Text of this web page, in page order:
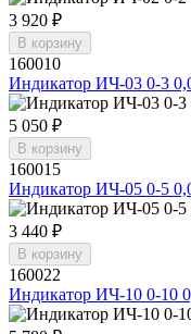
3 920 ₽
В корзину
160010
Индикатор ИЧ-03 0-3
5 050 ₽
В корзину
160015
Индикатор ИЧ-05 0-5
3 440 ₽
В корзину
160022
Индикатор ИЧ-10 0-10